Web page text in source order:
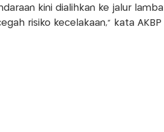
kini dialihkan ke jalur
risiko kecelakaan,” kata